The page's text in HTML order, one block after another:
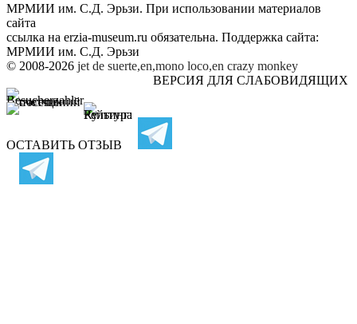
МРМИИ им. С.Д. Эрьзи. При использовании материалов
сайта
ссылка на erzia-museum.ru обязательна. Поддержка сайта:
МРМИИ им. С.Д. Эрьзи
© 2008-2026 jet de suerte,en,mono loco,en crazy monkey
ВЕРСИЯ ДЛЯ СЛАБОВИДЯЩИХ
ОСТАВИТЬ ОТЗЫВ